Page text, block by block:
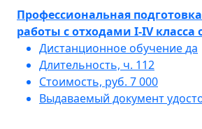
Профессиональная
работы с отходами I-IV класса
Дистанционное обучениеда
Длительность, ч. 112
Стоимость, руб. 7 000
Выдаваемый документ